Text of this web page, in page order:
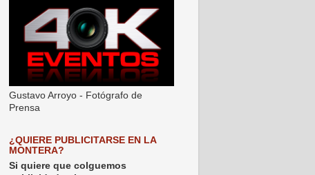
Gustavo Arroyo - Fotógrafo de
Prensa
¿QUIERE PUBLICITARSE EN LA
MONTERA?
Si quiere que colguemos